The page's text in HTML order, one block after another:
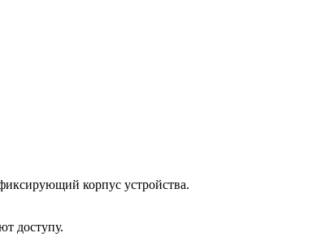
корпус устройства.
доступу.